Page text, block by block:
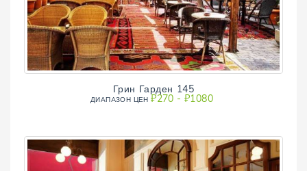
Грин Гарден 145
ДИАПAЗОН ЦЕН₽270 - ₽1080